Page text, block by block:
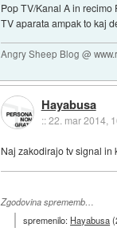
Pop TV/Kanal A in
TV aparata ampak to kaj
Angry Sheep Blog @
Hayabusa
::22. mar 2014,
Naj zakodirajo tv signal in
Zgodovina sprememb…
spremenilo: Hayabusa(